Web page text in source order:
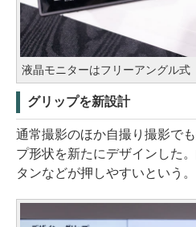
液晶モニターはフリーアングル式
グリップを新設計
通常撮影のほか自撮り撮影で
プ形状を新たにデザインした
タンなどが押しやすいという。